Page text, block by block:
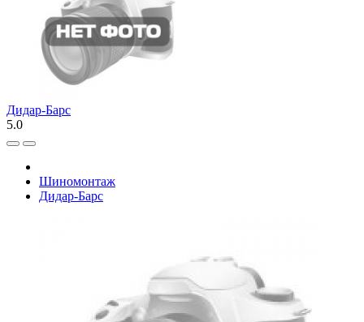
Дидар-Барс
5.0
Шиномонтаж
Дидар-Барс